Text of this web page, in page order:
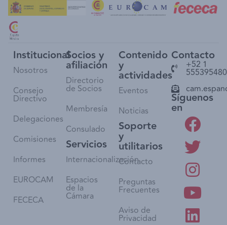
Institucional
Nosotros
Consejo
Directivo
Delegaciones
Comisiones
Informes
EUROCAM
FECECA
Socios y
afiliación
Directorio
de Socios
Membresía
Consulado
Servicios
Internacionalización
Espacios
de la
Cámara
Contenido
y
actividades
Eventos
Noticias
Soporte
y
utilitarios
Contacto
Preguntas
Frecuentes
Aviso de
Privacidad
Contacto
+52 1
Síguenos
en